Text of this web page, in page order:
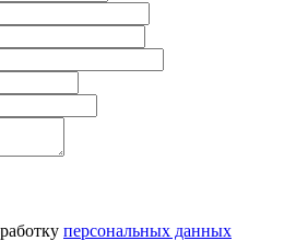
персональных данных